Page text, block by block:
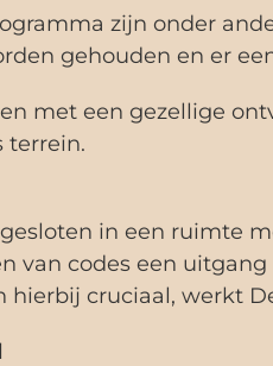
zijn onder
gehouden en er
met een gezellige
terrein.
in een ruimte
van codes een
cruciaal, werkt